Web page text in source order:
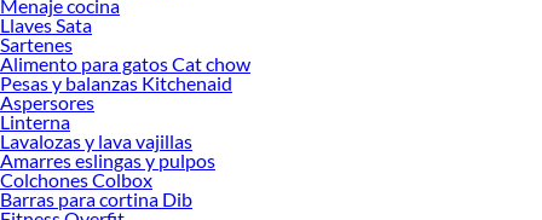
residenciales como industriales, y su versatilidad permite su uso en radieres,
plateas, losas de entrepiso, pavimentos exteriores y estructuras prefabricadas.
El uso de lamalla acma C139también ayuda a controlar el proceso de retracción
del hormigón durante el fraguado, evitando la formación de fisuras y mejorando
la vida útil de la obra. Asimismo, su peso liviano y su formato plano permiten un
fácil transporte y manipulación en faenas, optimizando el trabajo en terreno sin
comprometer la seguridad ni la resistencia estructural.
Al momento de instalar una malla acma, es importante asegurar su correcta
Menaje cocina
Llaves Sata
Sartenes
Alimento para gatos Cat chow
Pesas y balanzas Kitchenaid
Aspersores
Linterna
Lavalozas y lava vajillas
Amarres eslingas y pulpos
Colchones Colbox
Barras para cortina Dib